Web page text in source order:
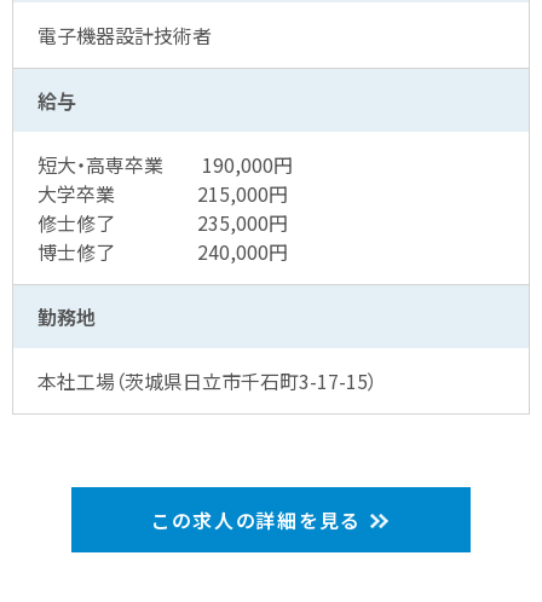
電子機器設計技術者
給与
短大・高専卒業 190,000円
大学卒業 215,000円
修士修了 235,000円
博士修了 240,000円
勤務地
本社工場（茨城県日立市千石町3-17-15）
この求人の詳細を見る